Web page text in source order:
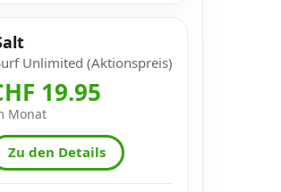
Unlimited (Aktionspreis)
19.95
Monat
Zu den Details